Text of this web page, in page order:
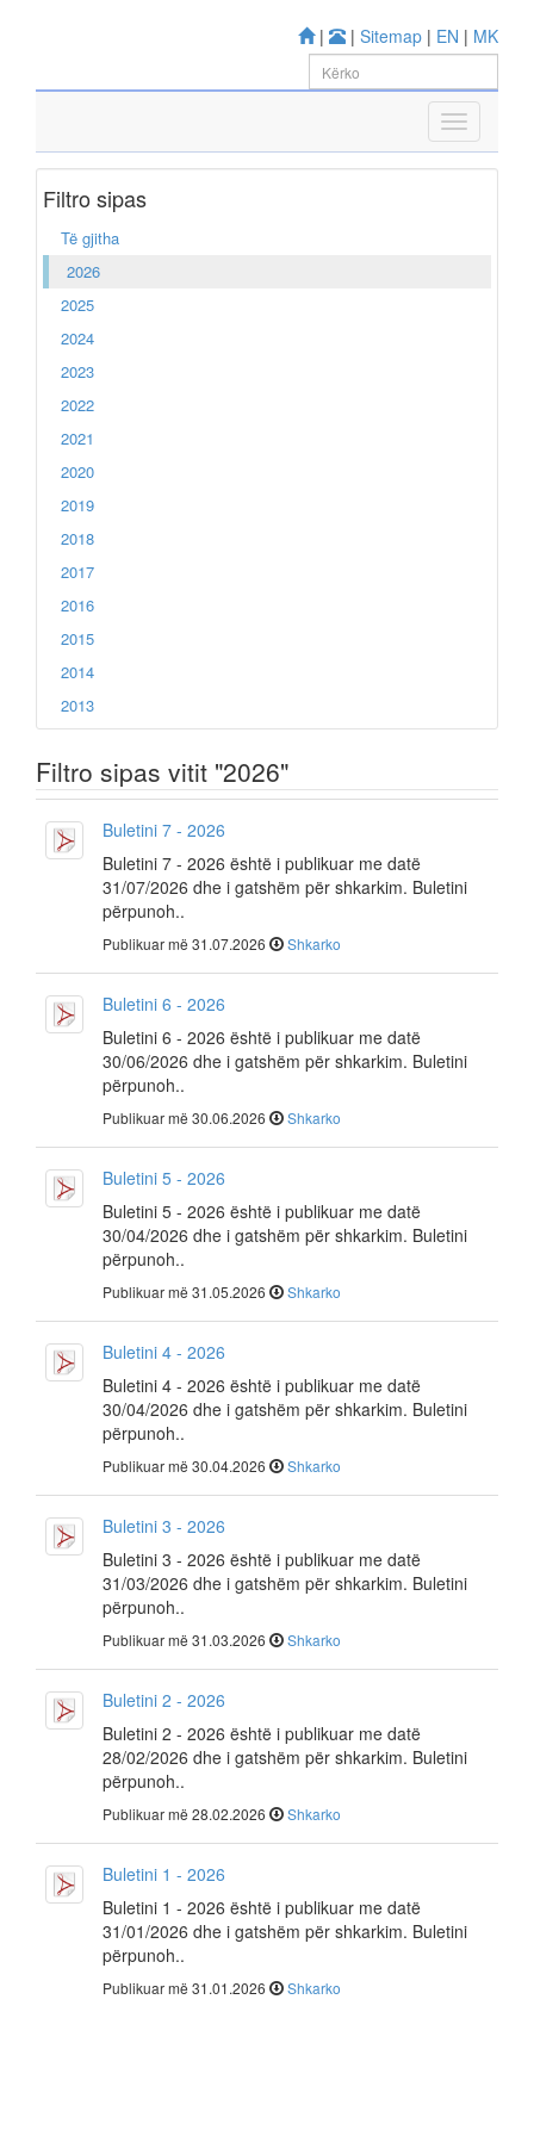
| | Sitemap | EN | MK
Filtro sipas
Të gjitha
2026
2025
2024
2023
2022
2021
2020
2019
2018
2017
2016
2015
2014
2013
Filtro sipas vitit "2026"
Buletini 7 - 2026
Buletini 7 - 2026 është i publikuar me datë
31/07/2026 dhe i gatshëm për shkarkim. Buletini
përpunoh..
Publikuar më 31.07.2026 Shkarko
Buletini 6 - 2026
Buletini 6 - 2026 është i publikuar me datë
30/06/2026 dhe i gatshëm për shkarkim. Buletini
përpunoh..
Publikuar më 30.06.2026 Shkarko
Buletini 5 - 2026
Buletini 5 - 2026 është i publikuar me datë
30/04/2026 dhe i gatshëm për shkarkim. Buletini
përpunoh..
Publikuar më 31.05.2026 Shkarko
Buletini 4 - 2026
Buletini 4 - 2026 është i publikuar me datë
30/04/2026 dhe i gatshëm për shkarkim. Buletini
përpunoh..
Publikuar më 30.04.2026 Shkarko
Buletini 3 - 2026
Buletini 3 - 2026 është i publikuar me datë
31/03/2026 dhe i gatshëm për shkarkim. Buletini
përpunoh..
Publikuar më 31.03.2026 Shkarko
Buletini 2 - 2026
Buletini 2 - 2026 është i publikuar me datë
28/02/2026 dhe i gatshëm për shkarkim. Buletini
përpunoh..
Publikuar më 28.02.2026 Shkarko
Buletini 1 - 2026
Buletini 1 - 2026 është i publikuar me datë
31/01/2026 dhe i gatshëm për shkarkim. Buletini
përpunoh..
Publikuar më 31.01.2026 Shkarko